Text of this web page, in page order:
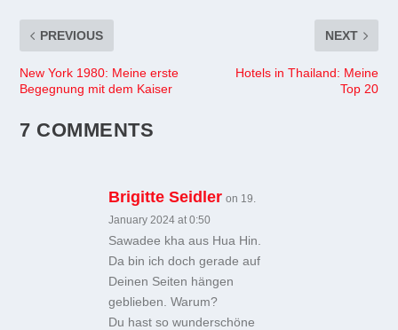
PREVIOUS
New York 1980: Meine erste
Begegnung mit dem Kaiser
NEXT
Hotels in Thailand: Meine
Top 20
7 COMMENTS
Brigitte Seidler on 19.
January 2024 at 0:50
Sawadee kha aus Hua Hin.
Da bin ich doch gerade auf
Deinen Seiten hängen
geblieben. Warum?
Du hast so wunderschöne